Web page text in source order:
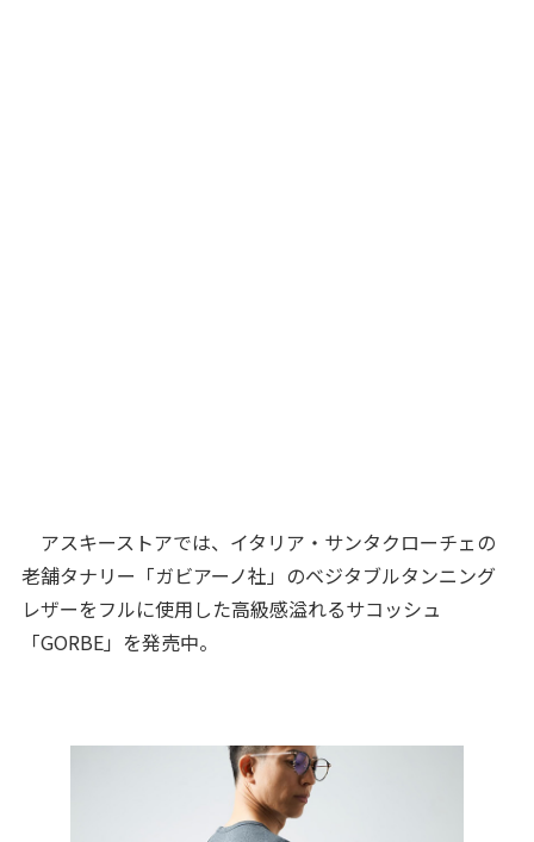
アスキーストアでは、イタリア・サンタクローチェの
老舗タナリー「ガビアーノ社」のベジタブルタンニング
レザーをフルに使用した高級感溢れるサコッシュ
「GORBE」を発売中。